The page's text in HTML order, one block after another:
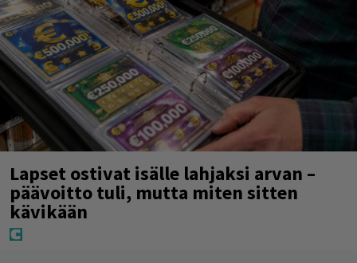
Lapset ostivat isälle lahjaksi arvan –
päävoitto tuli, mutta miten sitten
kävikään